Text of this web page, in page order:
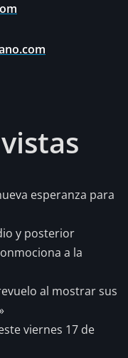
esperanza para
y posterior
a la
al mostrar sus
viernes 17 de